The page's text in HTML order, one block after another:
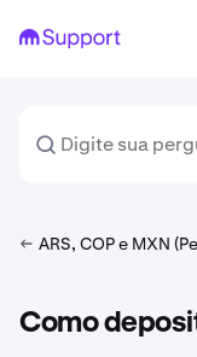
ARS, COP e MXN
Como